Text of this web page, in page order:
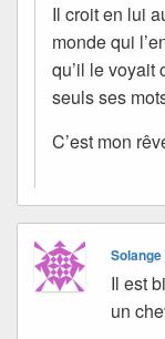
Il croit en lui
monde qui
qu’il le voyait
seuls ses
C’est mon
Solange
Il est
un